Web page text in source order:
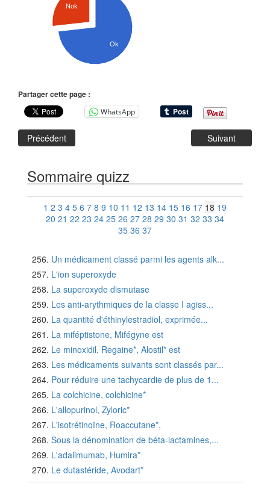
Nok
Ok
Partager cette page :
WhatsApp
Précédent Suivant
Sommaire quizz
1 2 3 4 5 6 7 8 9 10 11 12 13 14 15 16 17 18 19
20 21 22 23 24 25 26 27 28 29 30 31 32 33 34
35 36 37
Un médicament classé parmi les agents alk...
L'ion superoxyde
La superoxyde dismutase
Les anti-arythmiques de la classe I agiss...
La quantité d'éthinylestradiol, exprimée...
La miféptistone, Mifégyne est
Le minoxidil, Regaine*, Alostil* est
Les médicaments suivants sont classés par...
Pour réduire une tachycardie de plus de 1...
La colchicine, colchicine*
L'allopurinol, Zyloric*
L'isotrétinoïne, Roaccutane*,
Sous la dénomination de béta-lactamines,...
L'adalimumab, Humira*
Le dutastéride, Avodart*